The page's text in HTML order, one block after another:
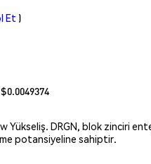
Et )
0.0049374
DRGN, blok zinciri
potansiyeline sahiptir.